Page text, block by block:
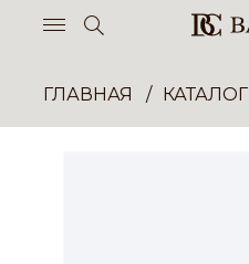
ГЛАВНАЯ КАТАЛОГ